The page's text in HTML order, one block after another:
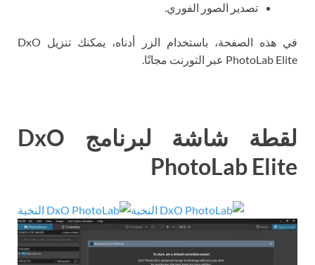
تصدير الصور الفوري.
في هذه الصفحة، باستخدام الزر أدناه، يمكنك تنزيل DxO
PhotoLab Elite عبر التورنت مجانًا.
لقطة شاشة لبرنامج DxO
PhotoLab Elite